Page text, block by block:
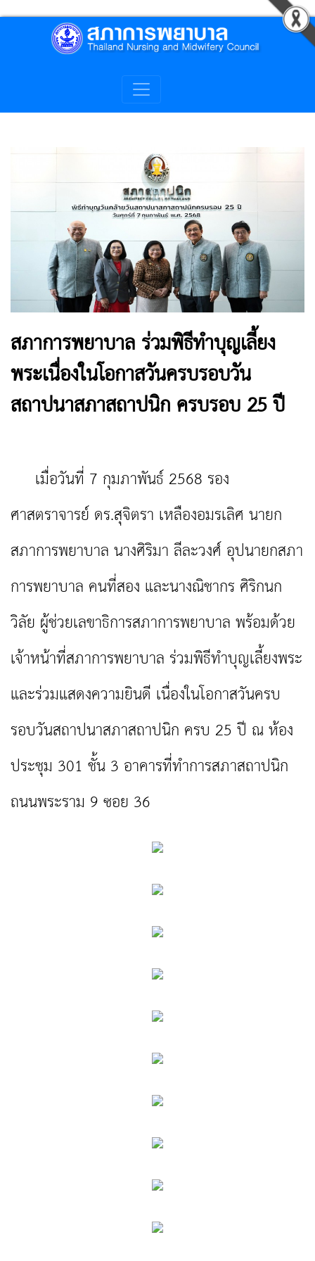
สภาการพยาบาล ร่วมพิธีทำบุญเลี้ยง
พระเนื่องในโอกาสวันครบรอบวัน
สถาปนาสภาสถาปนิก ครบรอบ 25 ปี
เมื่อวันที่ 7 กุมภาพันธ์ 2568 รอง
ศาสตราจารย์ ดร.สุจิตรา เหลืองอมรเลิศ นายก
สภาการพยาบาล นางศิริมา ลีละวงศ์ อุปนายกสภา
การพยาบาล คนที่สอง และนางณิชากร ศิริกนก
วิลัย ผู้ช่วยเลขาธิการสภาการพยาบาล พร้อมด้วย
เจ้าหน้าที่สภาการพยาบาล ร่วมพิธีทำบุญเลี้ยงพระ
และร่วมแสดงความยินดี เนื่องในโอกาสวันครบ
รอบวันสถาปนาสภาสถาปนิก ครบ 25 ปี ณ ห้อง
ประชุม 301 ชั้น 3 อาคารที่ทำการสภาสถาปนิก
ถนนพระราม 9 ซอย 36